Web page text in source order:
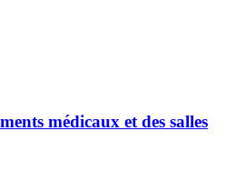
médicaux et des salles